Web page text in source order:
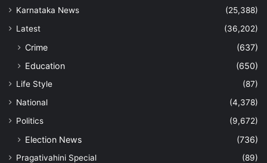
Karnataka News
(25,388)
Latest
(36,202)
Crime
(637)
Education
(650)
Life Style
(87)
National
(4,378)
Politics
(9,672)
Election News (736)
Pragativahini Special
(89)